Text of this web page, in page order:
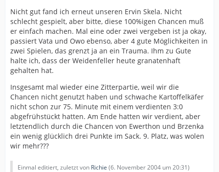
Nicht gut fand ich erneut unseren Ervin Skela. Nicht
schlecht gespielt, aber bitte, diese 100%igen Chancen muß
er einfach machen. Mal eine oder zwei vergeben ist ja okay,
passiert Vata und Owo ebenso, aber 4 gute Möglichkeiten in
zwei Spielen, das grenzt ja an ein Trauma. Ihm zu Gute
halte ich, dass der Weidenfeller heute granatenhaft
gehalten hat.
Insgesamt mal wieder eine Zitterpartie, weil wir die
Chancen nicht genutzt haben und schwache Kartoffelkäfer
nicht schon zur 75. Minute mit einem verdienten 3:0
abgefrühstückt hatten. Am Ende hatten wir verdient, aber
letztendlich durch die Chancen von Ewerthon und Brzenka
ein wenig glücklich drei Punkte im Sack. 9. Platz, was wolen
wir mehr???
Einmal editiert, zuletzt von Richie (6. November 2004 um 20:31)